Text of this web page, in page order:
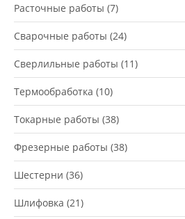
Расточные работы (7)
Сварочные работы (24)
Сверлильные работы (11)
Термообработка (10)
Токарные работы (38)
Фрезерные работы (38)
Шестерни (36)
Шлифовка (21)